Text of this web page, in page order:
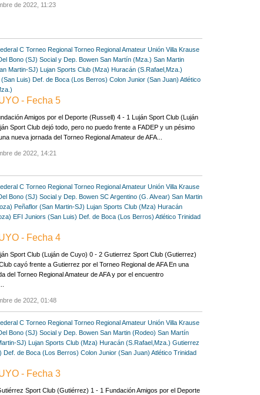
de 2022, 11:23
C Torneo Regional Torneo Regional Amateur Unión Villa Krause
Bono (SJ) Social y Dep. Bowen San Martín (Mza.) San Martin
Martin-SJ) Lujan Sports Club (Mza) Huracán (S.Rafael,Mza.)
Luis) Def. de Boca (Los Berros) Colon Junior (San Juan) Atlético
- Fecha 5
Amigos por el Deporte (Russell) 4 - 1 Luján Sport Club (Luján
Sport Club dejó todo, pero no puedo frente a FADEP y un pésimo
nueva jornada del Torneo Regional Amateur de AFA...
de 2022, 14:21
C Torneo Regional Torneo Regional Amateur Unión Villa Krause
Bono (SJ) Social y Dep. Bowen SC Argentino (G. Alvear) San Martin
Peñaflor (San Martin-SJ) Lujan Sports Club (Mza) Huracán
EFI Juniors (San Luis) Def. de Boca (Los Berros) Atlético Trinidad
- Fecha 4
Sport Club (Luján de Cuyo) 0 - 2 Gutierrez Sport Club (Gutierrez)
cayó frente a Gutierrez por el Torneo Regional de AFA En una
del Torneo Regional Amateur de AFA y por el encuentro
de 2022, 01:48
C Torneo Regional Torneo Regional Amateur Unión Villa Krause
Bono (SJ) Social y Dep. Bowen San Martin (Rodeo) San Martín
SJ) Lujan Sports Club (Mza) Huracán (S.Rafael,Mza.) Gutierrez
Def. de Boca (Los Berros) Colon Junior (San Juan) Atlético Trinidad
- Fecha 3
Sport Club (Gutiérrez) 1 - 1 Fundación Amigos por el Deporte